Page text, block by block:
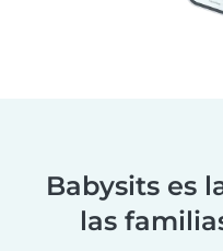
Babysits es
las